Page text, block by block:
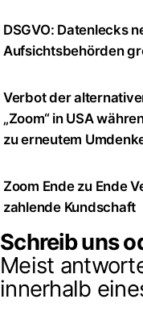
DSGVO: Datenlecks
Aufsichtsbehörden
Verbot der
„Zoom“ in USA
zu erneutem
Zoom Ende zu Ende
zahlende Kundschaft
Schreib uns
Meist
innerhalb